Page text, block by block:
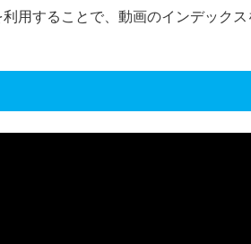
用することで、動画のインデックス